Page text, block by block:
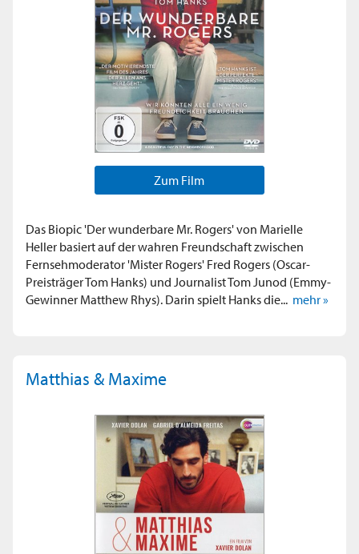
Zum Film
Das Biopic 'Der wunderbare Mr. Rogers' von Marielle
Heller basiert auf der wahren Freundschaft zwischen
Fernsehmoderator 'Mister Rogers' Fred Rogers (Oscar-
Preisträger Tom Hanks) und Journalist Tom Junod (Emmy-
Gewinner Matthew Rhys). Darin spielt Hanks die... mehr »
Matthias & Maxime